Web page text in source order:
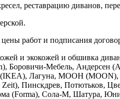
реставрацию диванов,
работ и подписания
и экокожей и обшивка
Боровичи-Мебель, Андерсен
Лагуна, МООН (MOON),
Пинскдрев, Потютьков,
(Forma), Сола-М, Шатура,